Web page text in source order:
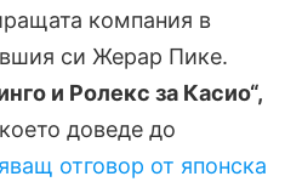
компания в
си Жерар Пике.
и Ролекс за Касио“,
доведе до
отговор от японска